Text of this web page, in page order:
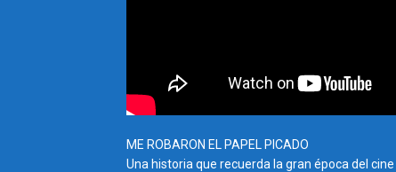
ME ROBARON EL PAPEL PICADO
Una historia que recuerda la gran época del